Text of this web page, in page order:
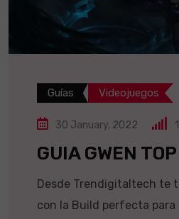
Guías Videojuegos
30 January, 2022
GUIA GWEN
Desde Trendigitaltech te
con la Build perfecta para